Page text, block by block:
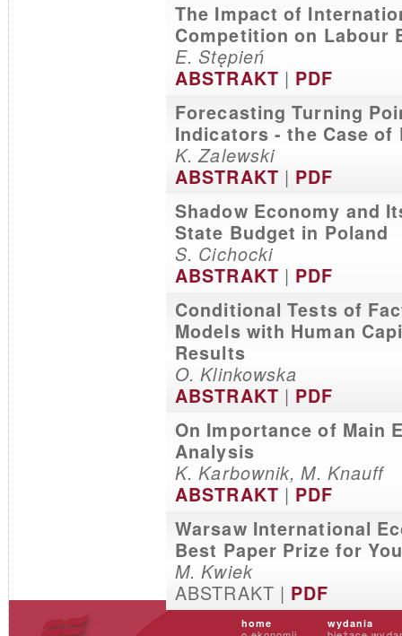
The Impact of
Competition on Labour
E. Stępień
ABSTRAKT | PDF
Forecasting Turning
Indicators - the Case of
K. Zalewski
ABSTRAKT | PDF
Shadow Economy and
State Budget in Poland
S. Cichocki
ABSTRAKT | PDF
Conditional Tests of
Models with Human
Results
O. Klinkowska
ABSTRAKT | PDF
On Importance of Main
Analysis
K. Karbownik, M. Knauff
ABSTRAKT | PDF
Warsaw International
Best Paper Prize for
M. Kwiek
ABSTRAKT | PDF
home wydania